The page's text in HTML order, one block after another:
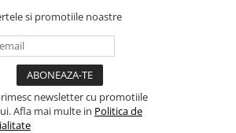
si promotiile noastre
newsletter cu promotiile
Afla mai multe in Politica de